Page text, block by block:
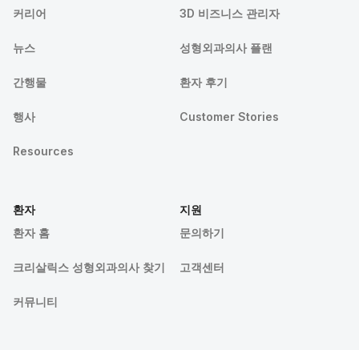
커리어
뉴스
간행물
행사
Resources
3D 비즈니스 관리자
성형외과의사 플랜
환자 후기
Customer Stories
환자
환자 홈
크리살릭스 성형외과의사 찾기
커뮤니티
지원
문의하기
고객센터